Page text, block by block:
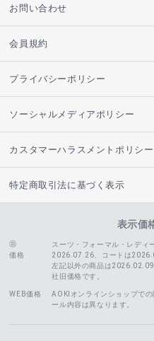
お問い合わせ
会員規約
プライバシーポリシー
ソーシャルメディアポリシー
カスタマーハラスメントポリシー
特定商取引法に基づく表示
表示価
価格
スーツ・フォーマル・レデ
2026.07.26、コートは
左記以外の商品は
社旧価格です。
WEB価格
AOKIオンラインショップで
ール内容は異なります。